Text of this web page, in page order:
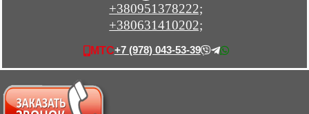
+380951378222;
+380631410202;
МТС+7 (978) 043-53-39